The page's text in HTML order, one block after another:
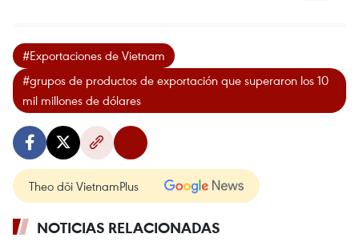
#Exportaciones de Vietnam
#grupos de productos de exportación que superaron los 10
mil millones de dólares
Theo dõi VietnamPlus
NOTICIAS RELACIONADAS